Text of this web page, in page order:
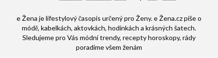
e Žena je lifestylový časopis určený pro Ženy. e Žena.cz píše o
módě, kabelkách, aktovkách, hodinkách a krásných šatech.
Sledujeme pro Vás módní trendy, recepty horoskopy, rády
poradíme všem ženám